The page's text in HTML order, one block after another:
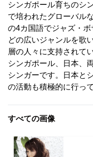
シンガポール育ちのシ
で培われたグローバル
の4カ国語でジャズ・
どの広いジャンルを歌
層の人々に支持されて
シンガポール、日本、
シンガーです。日本と
の活動も積極的に行っ
すべての画像